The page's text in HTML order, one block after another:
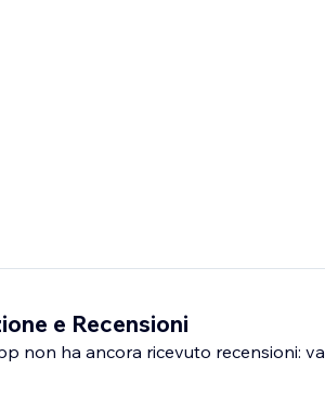
e Recensioni
non ha ancora ricevuto recensioni: